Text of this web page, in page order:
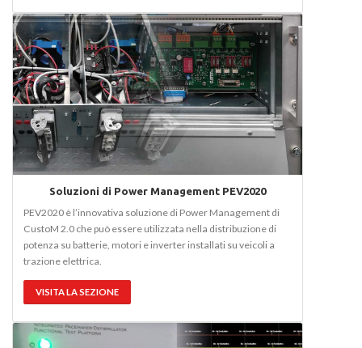
Soluzioni di Power Management PEV2020
PEV2020 è l’innovativa soluzione di Power Management di
CustoM 2.0 che può essere utilizzata nella distribuzione di
potenza su batterie, motori e inverter installati su veicoli a
trazione elettrica.
VISITA LA SEZIONE